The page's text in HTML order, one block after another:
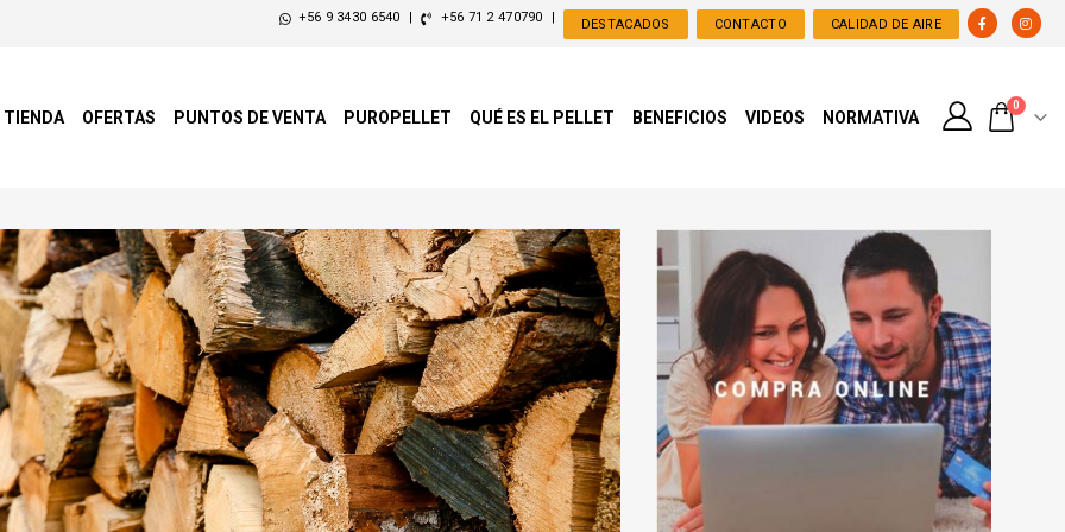
+56 9 3430 6540 | +56 71 2 470790 | DESTACADOS CONTACTO CALIDAD DE AIRE
TIENDA OFERTAS PUNTOS DE VENTA PUROPELLET QUÉ ES EL PELLET BENEFICIOS VIDEOS NORMATIVA
0